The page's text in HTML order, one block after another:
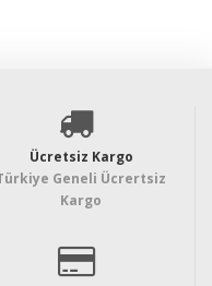
Ücretsiz Kargo
Geneli Ücrertsiz
Kargo